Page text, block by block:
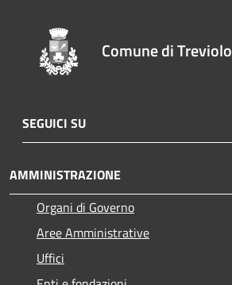
Comune di Treviolo
SEGUICI SU
AMMINISTRAZIONE
Organi di Governo
Aree Amministrative
Uffici